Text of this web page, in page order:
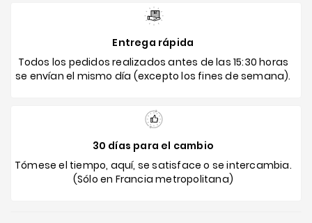
Entrega rápida
Todos los pedidos realizados antes de las 15:30 horas
se envían el mismo día (excepto los fines de semana).
30 días para el cambio
Tómese el tiempo, aquí, se satisface o se intercambia.
(Sólo en Francia metropolitana)